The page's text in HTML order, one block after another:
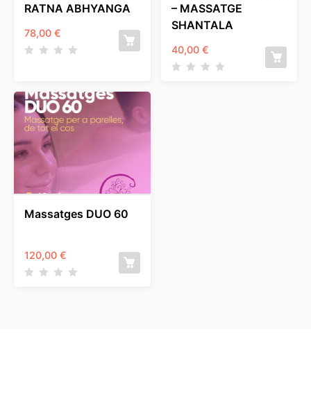
RATNA ABHYANGA
78,00 €
– MASSATGE
SHANTALA
40,00 €
Massatges DUO 60
120,00 €